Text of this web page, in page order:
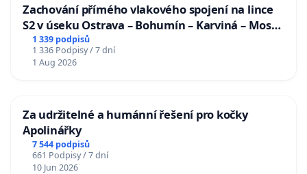
Zachování přímého vlakového spojení na lince
S2 v úseku Ostrava – Bohumín – Karviná – Mosty
u Jablunkova
1 339 podpisů
1 336 Podpisy / 7 dní
1 Aug 2026
Za udržitelné a humánní řešení pro kočky
Apolinářky
7 544 podpisů
661 Podpisy / 7 dní
10 Jun 2026